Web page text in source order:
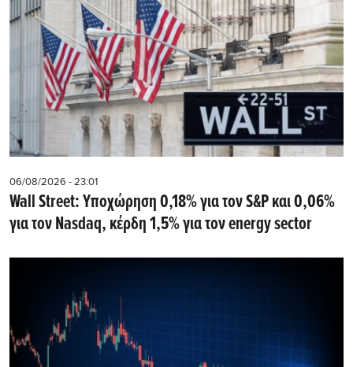
06/08/2026 - 23:01
Wall Street: Υποχώρηση 0,18% για τον S&P και 0,06%
για τον Nasdaq, κέρδη 1,5% για τον energy sector